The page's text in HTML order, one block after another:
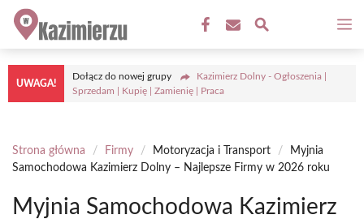
Przejdź
treści
UWAGA!
Dołącz do nowej grupy
Kazimierz Dolny - Ogłoszenia |
Sprzedam | Kupię | Zamienię | Praca
Strona główna / Firmy / Motoryzacja i Transport /
Myjnia
Samochodowa Kazimierz Dolny – Najlepsze Firmy w 2026 roku
Myjnia Samochodowa Kazimierz